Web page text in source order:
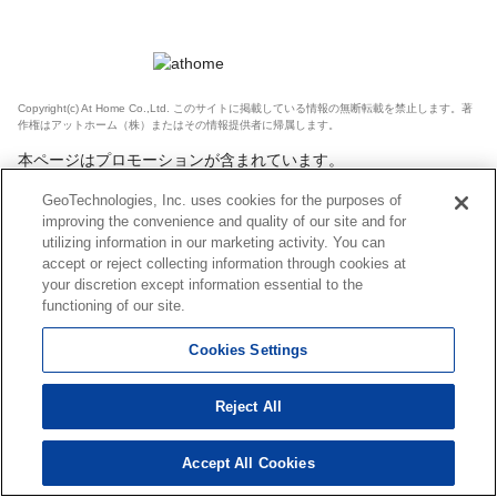
Copyright(c) At Home Co.,Ltd. このサイトに掲載している情報の無断転載を禁止します。著
作権はアットホーム（株）またはその情報提供者に帰属します。
本ページはプロモーションが含まれています。
GeoTechnologies, Inc. uses cookies for the purposes of
improving the convenience and quality of our site and for
utilizing information in our marketing activity. You can
accept or reject collecting information through cookies at
your discretion except information essential to the
functioning of our site.
Cookies Settings
Reject All
Accept All Cookies